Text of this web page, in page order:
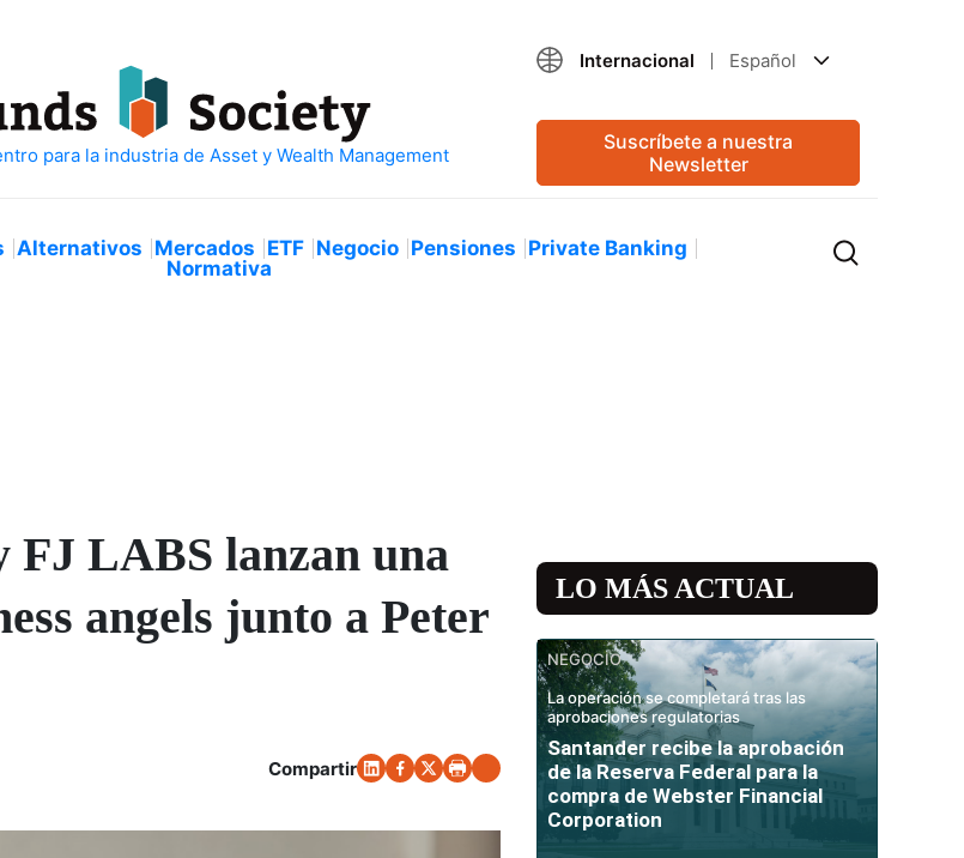
Internacional Español
Suscríbete a nuestra
Newsletter
Alternativos Mercados ETF Negocio Pensiones Private Banking
Normativa
FJ LABS lanzan una
angels junto a Peter
Compartir
LO MÁS ACTUAL
NEGOCIO
La operación se completará tras las
aprobaciones regulatorias
Santander recibe la aprobación
de la Reserva Federal para la
compra de Webster Financial
Corporation